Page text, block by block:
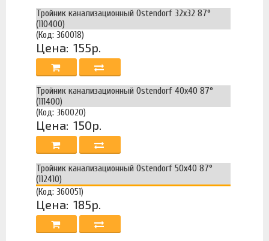
Тройник канализационный Ostendorf 32х32 87°
(110400)
(Код: 360018)
Цена: 155р.
Тройник канализационный Ostendorf 40х40 87°
(111400)
(Код: 360020)
Цена: 150р.
Тройник канализационный Ostendorf 50х40 87°
(112410)
(Код: 360051)
Цена: 185р.